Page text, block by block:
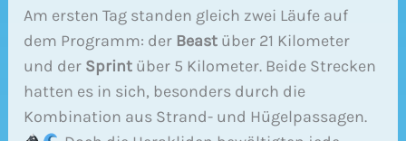
Am ersten Tag standen gleich zwei Läufe auf
dem Programm: der Beast über 21 Kilometer
und der Sprint über 5 Kilometer. Beide Strecken
hatten es in sich, besonders durch die
Kombination aus Strand- und Hügelpassagen.